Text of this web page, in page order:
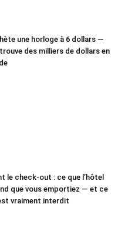
une horloge à 6 dollars —
des milliers de dollars en
le check-out : ce que l’hôtel
que vous emportiez — et ce
vraiment interdit